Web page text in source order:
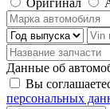
Данные об
Вы
персональных